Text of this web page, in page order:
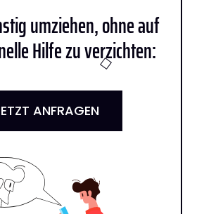
umziehen, ohne auf
Hilfe zu verzichten:
ANFRAGEN